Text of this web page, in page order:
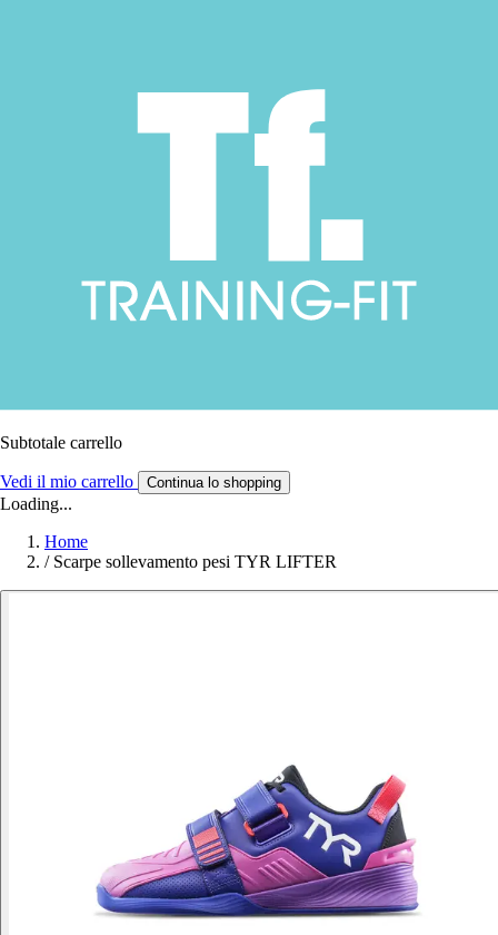
Subtotale carrello
Vedi il mio carrello Continua lo shopping
Loading...
Home
/ Scarpe sollevamento pesi TYR LIFTER